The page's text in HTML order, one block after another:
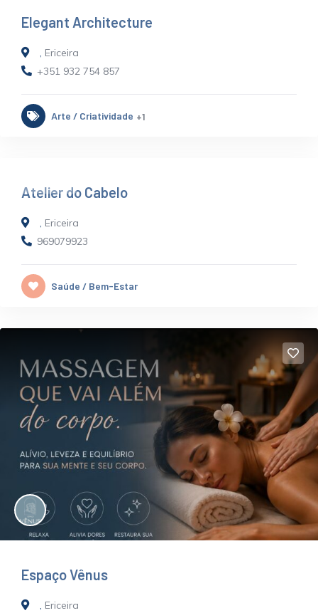
Elegant Architecture
Ericeira
+351 932 754 857
Arte / Criatividade +1
Atelier do Cabelo
Ericeira
969079923
Saúde / Bem-Estar
Espaço Vênus
, Ericeira